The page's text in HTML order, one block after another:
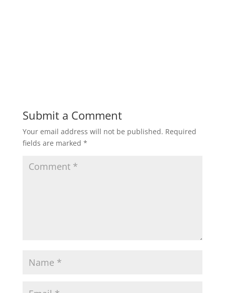
Submit a Comment
Your email address will not be published. Required
fields are marked *